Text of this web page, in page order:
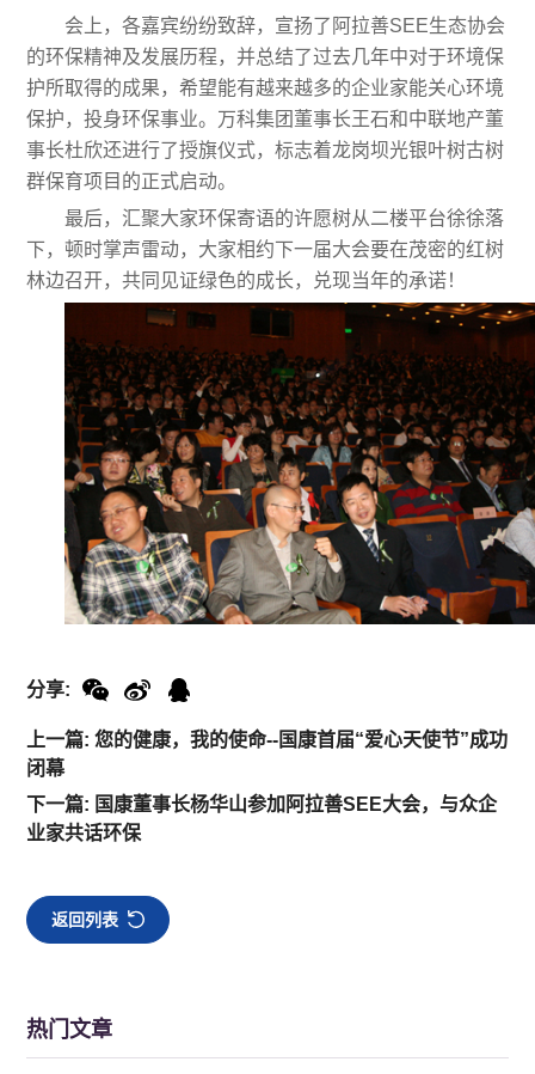
会上，各嘉宾纷纷致辞，宣扬了阿拉善SEE生态协会
的环保精神及发展历程，并总结了过去几年中对于环境保
护所取得的成果，希望能有越来越多的企业家能关心环境
保护，投身环保事业。万科集团董事长王石和中联地产董
事长杜欣还进行了授旗仪式，标志着龙岗坝光银叶树古树
群保育项目的正式启动。
最后，汇聚大家环保寄语的许愿树从二楼平台徐徐落
下，顿时掌声雷动，大家相约下一届大会要在茂密的红树
林边召开，共同见证绿色的成长，兑现当年的承诺！
上一篇: 您的健康，我的使命--国康首届“爱心天使节”成功
闭幕
下一篇: 国康董事长杨华山参加阿拉善SEE大会，与众企
业家共话环保
分享:
返回列表
热门文章